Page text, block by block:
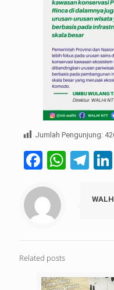
Jumlah Pengunjung:
Related posts